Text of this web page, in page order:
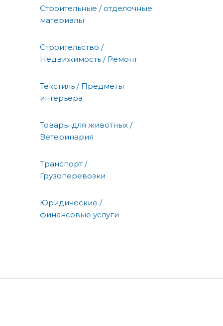
Строительные / отделочные
материалы
Строительство /
Недвижимость / Ремонт
Текстиль / Предметы
интерьера
Товары для животных /
Ветеринария
Транспорт /
Грузоперевозки
Юридические /
финансовые услуги